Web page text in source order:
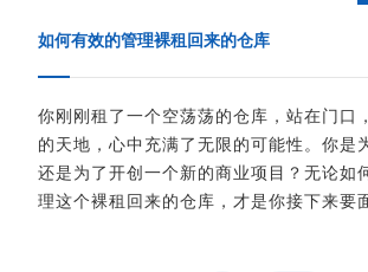
如何有效的管理裸租回来的仓库
你刚刚租了一个空荡荡的仓库，站在门口
的天地，心中充满了无限的可能性。你是
还是为了开创一个新的商业项目？无论如
理这个裸租回来的仓库，才是你接下来要